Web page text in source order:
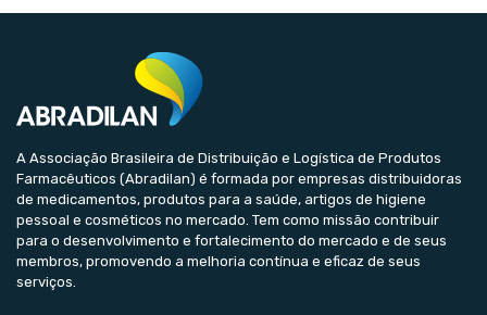
A Associação Brasileira de Distribuição e Logística de Produtos
Farmacêuticos (Abradilan) é formada por empresas distribuidoras
de medicamentos, produtos para a saúde, artigos de higiene
pessoal e cosméticos no mercado. Tem como missão contribuir
para o desenvolvimento e fortalecimento do mercado e de seus
membros, promovendo a melhoria contínua e eficaz de seus
serviços.